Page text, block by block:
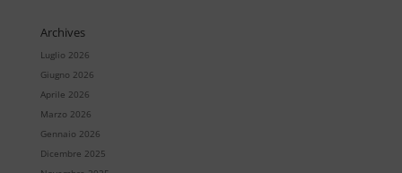
Archives
Luglio 2026
Giugno 2026
Aprile 2026
Marzo 2026
Gennaio 2026
Dicembre 2025